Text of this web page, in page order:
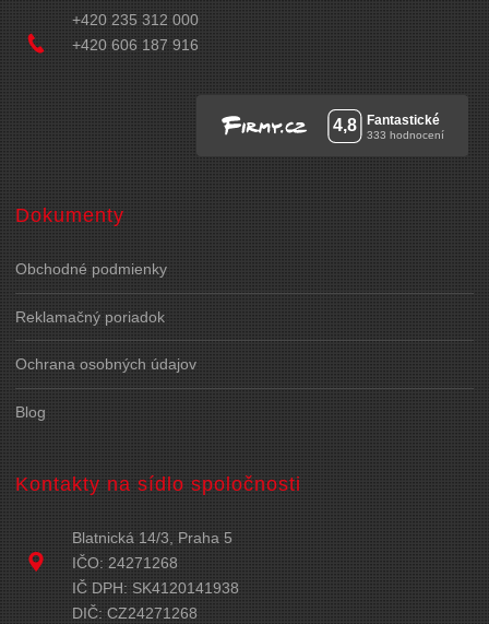
+420 235 312 000
+420 606 187 916
Dokumenty
Obchodné podmienky
Reklamačný poriadok
Ochrana osobných údajov
Blog
Kontakty na sídlo spoločnosti
Blatnická 14/3, Praha 5
IČO: 24271268
IČ DPH: SK4120141938
DIČ: CZ24271268